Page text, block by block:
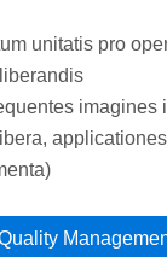
unitatis pro
imagines